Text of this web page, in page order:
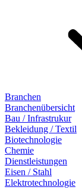
Branchen
Branchenübersicht
Bau / Infrastrukur
Bekleidung / Textil
Biotechnologie
Chemie
Dienstleistungen
Eisen / Stahl
Elektrotechnologie